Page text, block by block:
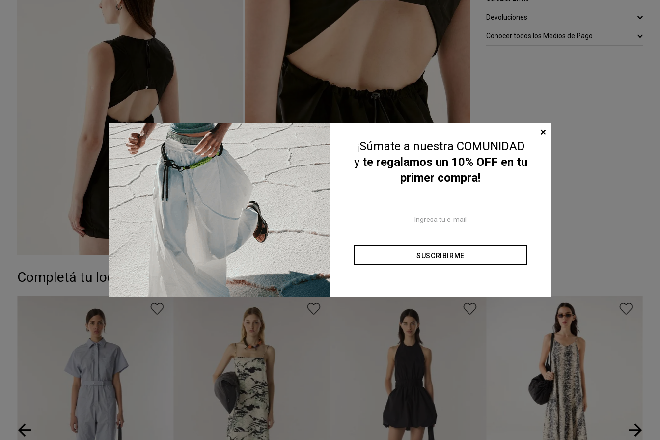
Devoluciones
Conocer todos los Medios de Pago
Completá tu look:
¡Súmate a nuestra COMUNIDAD
y te regalamos un 10% OFF en tu
primer compra!
SUSCRIBIRME
✕